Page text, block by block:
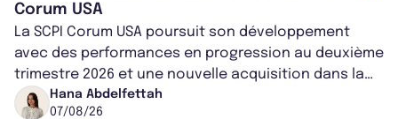
Corum USA
La SCPI Corum USA poursuit son développement
avec des performances en progression au deuxième
trimestre 2026 et une nouvelle acquisition dans la
région de Chicago. Entre hausse de...
Hana Abdelfettah
07/08/26